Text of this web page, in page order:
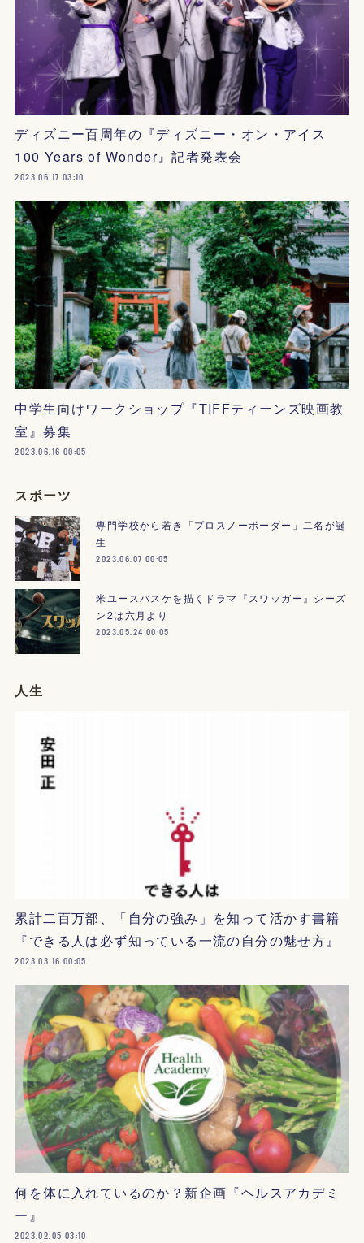
ディズニー百周年の『ディズニー・オン・アイス
100 Years of Wonder』記者発表会
2023.06.17 03:10
中学生向けワークショップ『TIFFティーンズ映画教
室』募集
2023.06.16 00:05
スポーツ
専門学校から若き「プロスノーボーダー」二名が誕
生
2023.06.07 00:05
米ユースバスケを描くドラマ『スワッガー』シーズ
ン2は六月より
2023.05.24 00:05
人生
累計二百万部、「自分の強み」を知って活かす書籍
『できる人は必ず知っている一流の自分の魅せ方』
2023.03.16 00:05
何を体に入れているのか？新企画『ヘルスアカデミ
ー』
2023.02.05 03:10